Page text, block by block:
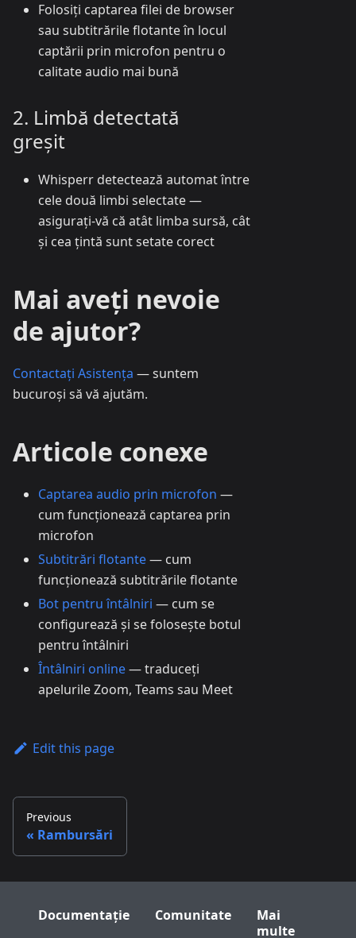
Folosiți captarea filei de browser
sau subtitrările flotante în locul
captării prin microfon pentru o
calitate audio mai bună
2. Limbă detectată
greșit
Whisperr detectează automat între
cele două limbi selectate —
asigurați-vă că atât limba sursă, cât
și cea țintă sunt setate corect
Mai aveți nevoie
de ajutor?
Contactați Asistența — suntem
bucuroși să vă ajutăm.
Articole conexe
Captarea audio prin microfon —
cum funcționează captarea prin
microfon
Subtitrări flotante— cum
funcționează subtitrările flotante
Bot pentru întâlniri — cum se
configurează și se folosește botul
pentru întâlniri
Întâlniri online— traduceți
apelurile Zoom, Teams sau Meet
Edit this page
Previous
Rambursări
Documentație Comunitate
Mai
multe